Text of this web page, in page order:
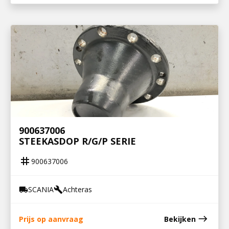
900637006
STEEKASDOP R/G/P SERIE
tag 900637006
local_shippingSCANIAbuildAchteras
Prijs op aanvraag Bekijken east